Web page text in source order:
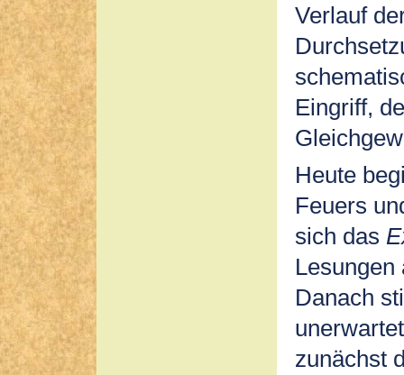
Verlauf
Eingriff,
Heute
Feuers
sich das
Lesungen
Danach
zunächst